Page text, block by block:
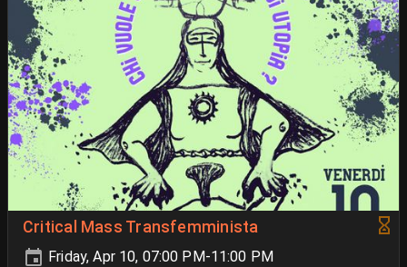
Critical Mass Transfemminista
Friday, Apr 10, 07:00 PM-11:00 PM